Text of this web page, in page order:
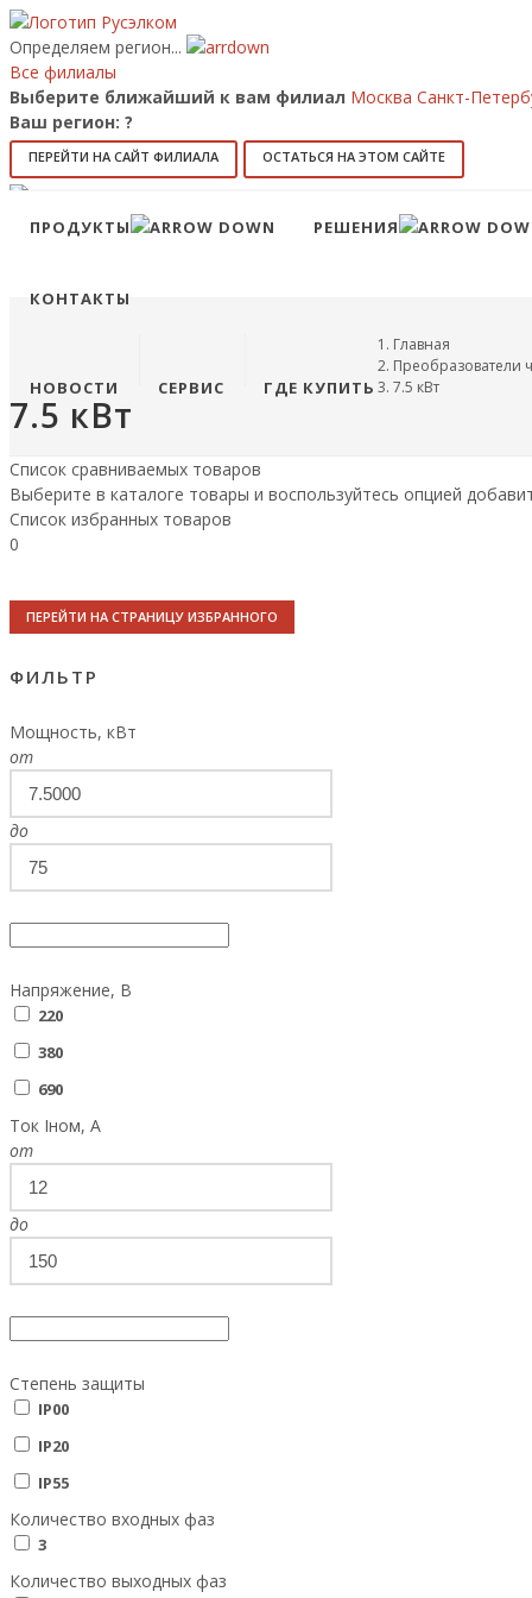
Определяем регион...
Все филиалы
Выберите ближайший к вам филиал Москва Санкт-
Ваш регион: ?
ПЕРЕЙТИ НА САЙТ ФИЛИАЛА ОСТАТЬСЯ НА ЭТОМ САЙТЕ
8 (800) 707-15-56 info@ruselkom.ru
ПРОДУКТЫ РЕШЕНИЯ
КОНТАКТЫ
НОВОСТИ СЕРВИС ГДЕ КУПИТЬ
Главная
Преобразователи
7.5 кВт
7.5 кВт
Список сравниваемых товаров
Выберите в каталоге товары и воспользуйтесь опцией
Список избранных товаров
0
ПЕРЕЙТИ НА СТРАНИЦУ ИЗБРАННОГО
ФИЛЬТР
Мощность, кВт
от
до
Напряжение, В
220
380
690
Ток Iном, А
от
до
Степень защиты
IP00
IP20
IP55
Количество входных фаз
3
Количество выходных фаз